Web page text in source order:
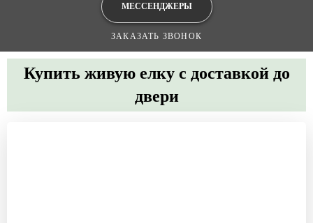
МЕССЕНДЖЕРЫ
ЗАКАЗАТЬ ЗВОНОК
Купить живую елку с доставкой до
двери